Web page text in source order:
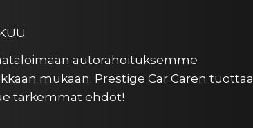
autorahoituksemme
mukaan. Prestige Car Caren tuottaa
tarkemmat ehdot!